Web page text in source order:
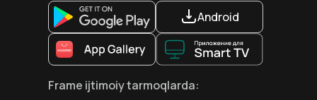
Android
Frame ijtimoiy tarmoqlarda: